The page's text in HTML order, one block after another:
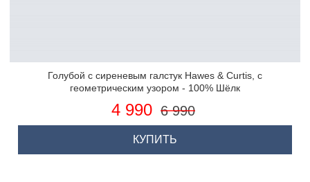
Голубой с сиреневым галстук Hawes & Curtis, с
геометрическим узором - 100% Шёлк
4 990 6 990
КУПИТЬ